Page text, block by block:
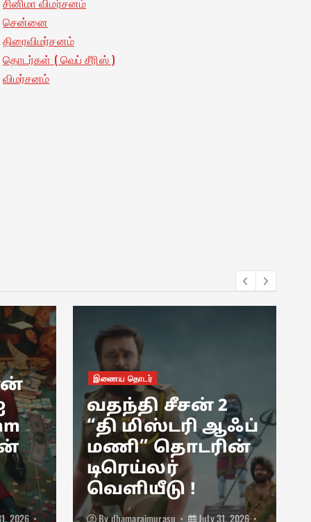
சென்னை
திரைவிமர்சனம்
தொடர்கள் ( வெப் சீரிஸ் )
விமர்சனம்
2026
இணைய தொடர்
வதந்தி சீசன் 2
“தி மிஸ்டரி ஆஃப்
மணி” தொடரின்
டிரெய்லர்
வெளியீடு !
Bydhamaraimurasu July 31, 2026